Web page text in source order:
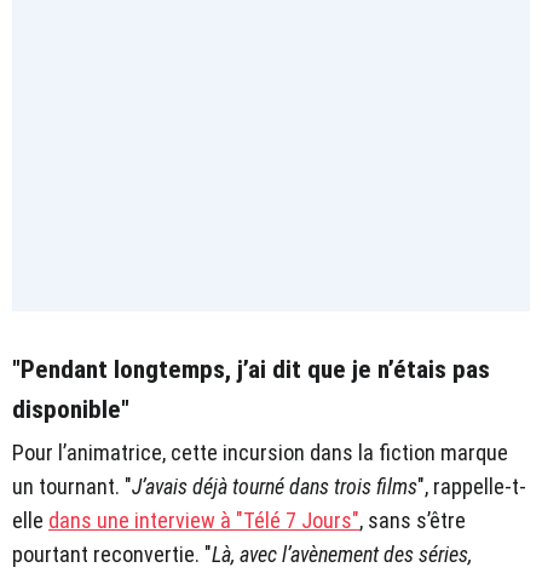
"Pendant longtemps, j’ai dit que je n’étais pas
disponible"
Pour l’animatrice, cette incursion dans la fiction marque
un tournant. "J’avais déjà tourné dans trois films", rappelle-t-
elle dans une interview à "Télé 7 Jours", sans s’être
pourtant reconvertie. "Là, avec l’avènement des séries,